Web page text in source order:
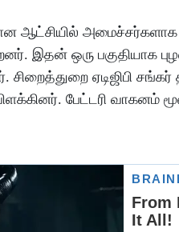
ஆட்சியில்
இதன் ஒரு பகுதியாக
ஏடிஜிபி
பேட்டரி